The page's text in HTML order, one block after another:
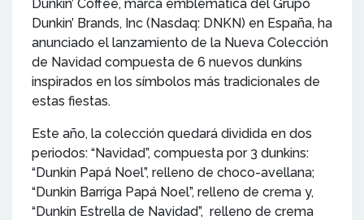
Dunkin’ Coffee, marca emblemática del Grupo
Dunkin’ Brands, Inc (Nasdaq: DNKN) en España, ha
anunciado el lanzamiento de la Nueva Colección
de Navidad compuesta de 6 nuevos dunkins
inspirados en los símbolos más tradicionales de
estas fiestas.
Este año, la colección quedará dividida en dos
periodos: “Navidad”, compuesta por 3 dunkins:
“Dunkin Papá Noel”, relleno de choco-avellana;
“Dunkin Barriga Papá Noel”, relleno de crema y,
“Dunkin Estrella de Navidad”, relleno de crema